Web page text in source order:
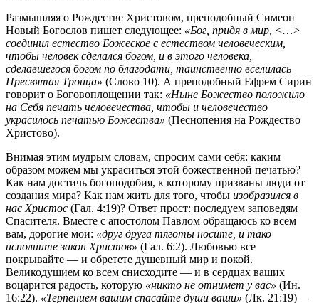
Размышляя о Рождестве Христовом, преподобный Симеон
Новый Богослов пишет следующее: «Бог, придя в мир, <…>
соединил естество Божеское с естеством человеческим,
чтобы человек сделался богом, и в этого человека,
сделавшегося богом по благодати, таинственно вселилась
Пресвятая Троица» (Слово 10). А преподобный Ефрем Сирин
говорит о Боговоплощении так: «Ныне Божество положило
на Себя печать человечества, чтобы и человечество
украсилось печатью Божества» (Песнопения на Рождество
Христово).
Внимая этим мудрым словам, спросим сами себя: каким
образом можем мы украситься этой божественной печатью?
Как нам достичь богоподобия, к которому призваны люди от
создания мира? Как нам жить для того, чтобы изобразился в
нас Христос (Гал. 4:19)? Ответ прост: последуем заповедям
Спасителя. Вместе с апостолом Павлом обращаюсь ко всем
вам, дорогие мои: «друг друга тяготы носите, и тако
исполните закон Христов» (Гал. 6:2). Любовью все
покрывайте — и обретете душевный мир и покой.
Великодушием ко всем снисходите — и в сердцах ваших
воцарится радость, которую «никто не отнимет у вас» (Ин.
16:22). «Терпением вашим спасайте души ваши» (Лк. 21:19) —